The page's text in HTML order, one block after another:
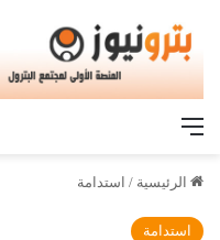
القائمة
الرئيسية / استدامة
استدامة